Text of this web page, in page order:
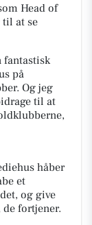
Head of
til at se
fantastisk
på
Og jeg
til at
håber
et
og give
fortjener.